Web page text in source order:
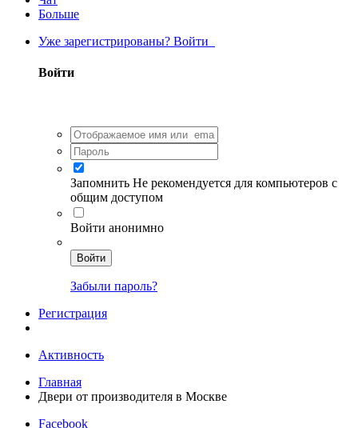
Больше
Уже зарегистрированы? Войти
Войти
Запомнить Не рекомендуется для компьютеров с
общим доступом
Войти анонимно
Войти
Забыли пароль?
Регистрация
Активность
Главная
Двери от производителя в Москве
Facebook